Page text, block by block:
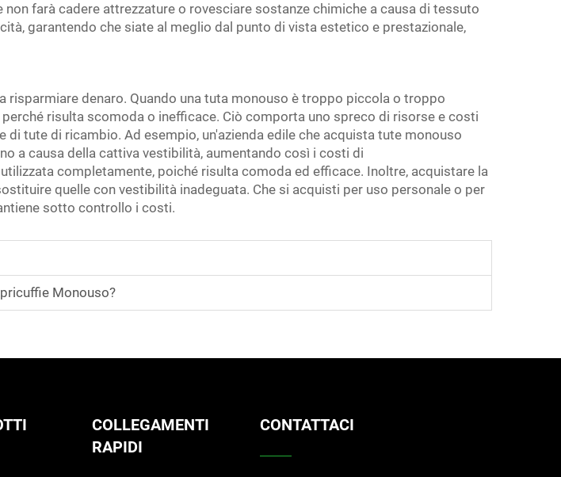
farà cadere attrezzature o rovesciare sostanze chimiche a causa di tessuto
garantendo che siate al meglio dal punto di vista estetico e prestazionale,
denaro. Quando una tuta monouso è troppo piccola o troppo
risulta scomoda o inefficace. Ciò comporta uno spreco di risorse e costi
tute di ricambio. Ad esempio, un'azienda edile che acquista tute monouso
a causa della cattiva vestibilità, aumentando così i costi di
completamente, poiché risulta comoda ed efficace. Inoltre, acquistare la
quelle con vestibilità inadeguata. Che si acquisti per uso personale o per
sotto controllo i costi.
Monouso?
COLLEGAMENTI
RAPIDI
CONTATTACI